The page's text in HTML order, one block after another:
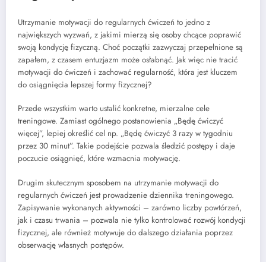
Utrzymanie motywacji do regularnych ćwiczeń to jedno z
największych wyzwań, z jakimi mierzą się osoby chcące poprawić
swoją kondycję fizyczną. Choć początki zazwyczaj przepełnione są
zapałem, z czasem entuzjazm może osłabnąć. Jak więc nie tracić
motywacji do ćwiczeń i zachować regularność, która jest kluczem
do osiągnięcia lepszej formy fizycznej?
Przede wszystkim warto ustalić konkretne, mierzalne cele
treningowe. Zamiast ogólnego postanowienia „Będę ćwiczyć
więcej”, lepiej określić cel np. „Będę ćwiczyć 3 razy w tygodniu
przez 30 minut”. Takie podejście pozwala śledzić postępy i daje
poczucie osiągnięć, które wzmacnia motywację.
Drugim skutecznym sposobem na utrzymanie motywacji do
regularnych ćwiczeń jest prowadzenie dziennika treningowego.
Zapisywanie wykonanych aktywności – zarówno liczby powtórzeń,
jak i czasu trwania – pozwala nie tylko kontrolować rozwój kondycji
fizycznej, ale również motywuje do dalszego działania poprzez
obserwację własnych postępów.